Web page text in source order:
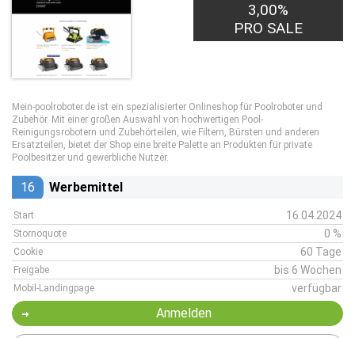
3,00%
PRO SALE
Mein-poolroboter.de ist ein spezialisierter Onlineshop für Poolroboter und
Zubehör. Mit einer großen Auswahl von hochwertigen Pool-
Reinigungsrobotern und Zubehörteilen, wie Filtern, Bürsten und anderen
Ersatzteilen, bietet der Shop eine breite Palette an Produkten für private
Poolbesitzer und gewerbliche Nutzer.
16 Werbemittel
Start 16.04.2024
Stornoquote 0 %
Cookie 60 Tage
Freigabe bis 6 Wochen
Mobil-Landingpage verfügbar
Anmelden